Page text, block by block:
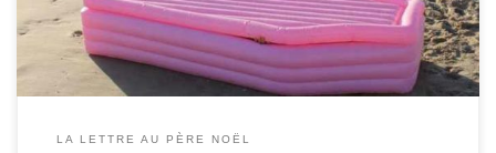
pas résisté : il s’est cassé. […]
LA LETTRE AU PÈRE NOËL